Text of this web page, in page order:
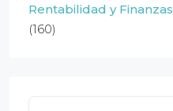
Rentabilidad y Finanzas
(160)